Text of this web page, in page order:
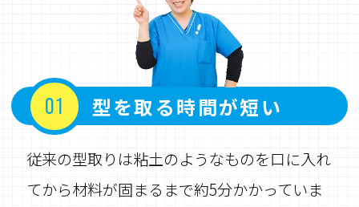
01 型を取る時間が短い
従来の型取りは粘土のようなものを口に入れ
てから材料が固まるまで約5分かかっていま